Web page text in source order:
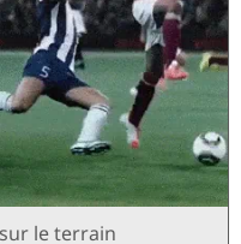
le terrain